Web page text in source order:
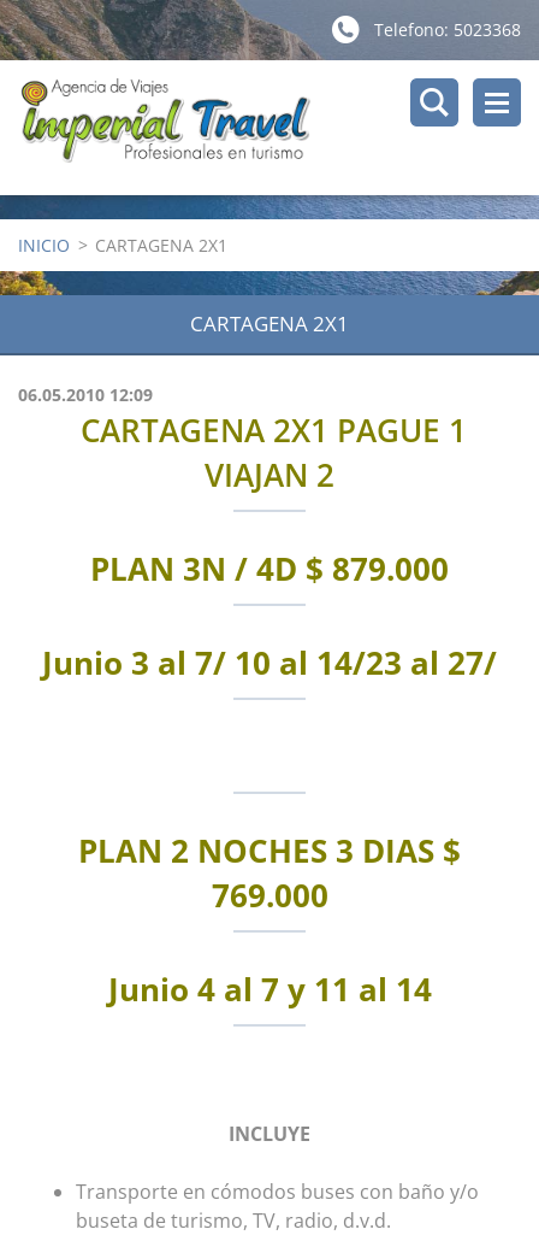
Telefono: 5023368
INICIO > CARTAGENA 2X1
CARTAGENA 2X1
06.05.2010 12:09
CARTAGENA 2X1 PAGUE 1
VIAJAN 2
PLAN 3N / 4D $ 879.000
Junio 3 al 7/ 10 al 14/23 al 27/
PLAN 2 NOCHES 3 DIAS $
769.000
Junio 4 al 7 y 11 al 14
INCLUYE
Transporte en cómodos buses con baño y/o
buseta de turismo, TV, radio, d.v.d.